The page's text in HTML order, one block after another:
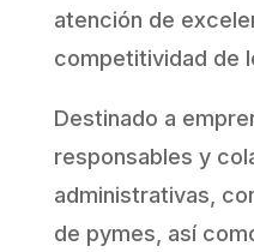
atención de
competitividad de
Destinado a
responsables y
administrativas,
de pymes, así